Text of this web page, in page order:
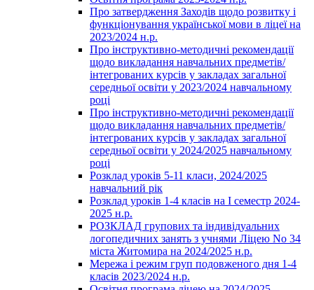
Про затвердження Заходів щодо розвитку і
функціонування української мови в ліцеї на
2023/2024 н.р.
Про інструктивно-методичні рекомендації
щодо викладання навчальних предметів/
інтегрованих курсів у закладах загальної
середньої освіти у 2023/2024 навчальному
році
Про інструктивно-методичні рекомендації
щодо викладання навчальних предметів/
інтегрованих курсів у закладах загальної
середньої освіти у 2024/2025 навчальному
році
Розклад уроків 5-11 класи, 2024/2025
навчальний рік
Розклад уроків 1-4 класів на І семестр 2024-
2025 н.р.
РОЗКЛАД групових та індивідуальних
логопедичних занять з учнями Ліцею No 34
міста Житомира на 2024/2025 н.р.
Мережа і режим груп подовженого дня 1-4
класів 2023/2024 н.р.